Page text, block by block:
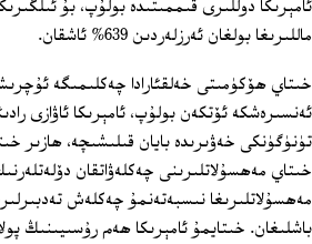
ئامېرىكا دوللىرى قىممىتىدە بولۇپ، بۇ
ماللىرىغا بولغان ئەرزلەردىن 639% ئاشقان.
خىتاي ھۆكۈمىتى خەلقئارادا چەكلىمىگە
ئەنسىرەشكە ئۆتكەن بولۇپ، ئامېرىكا ئاۋازى
تۈنۈگۈنكى خەۋىرىدە بايان قىلىشىچە، ھازىر
خىتاي مەھسۇلاتلىرىنى چەكلەۋاتقان
مەھسۇلاتلىرىغا نىسبەتەنمۇ چەكلەش
باشلىغان. خىتايمۇ ئامېرىكا ھەم رۇسىيىنىڭ